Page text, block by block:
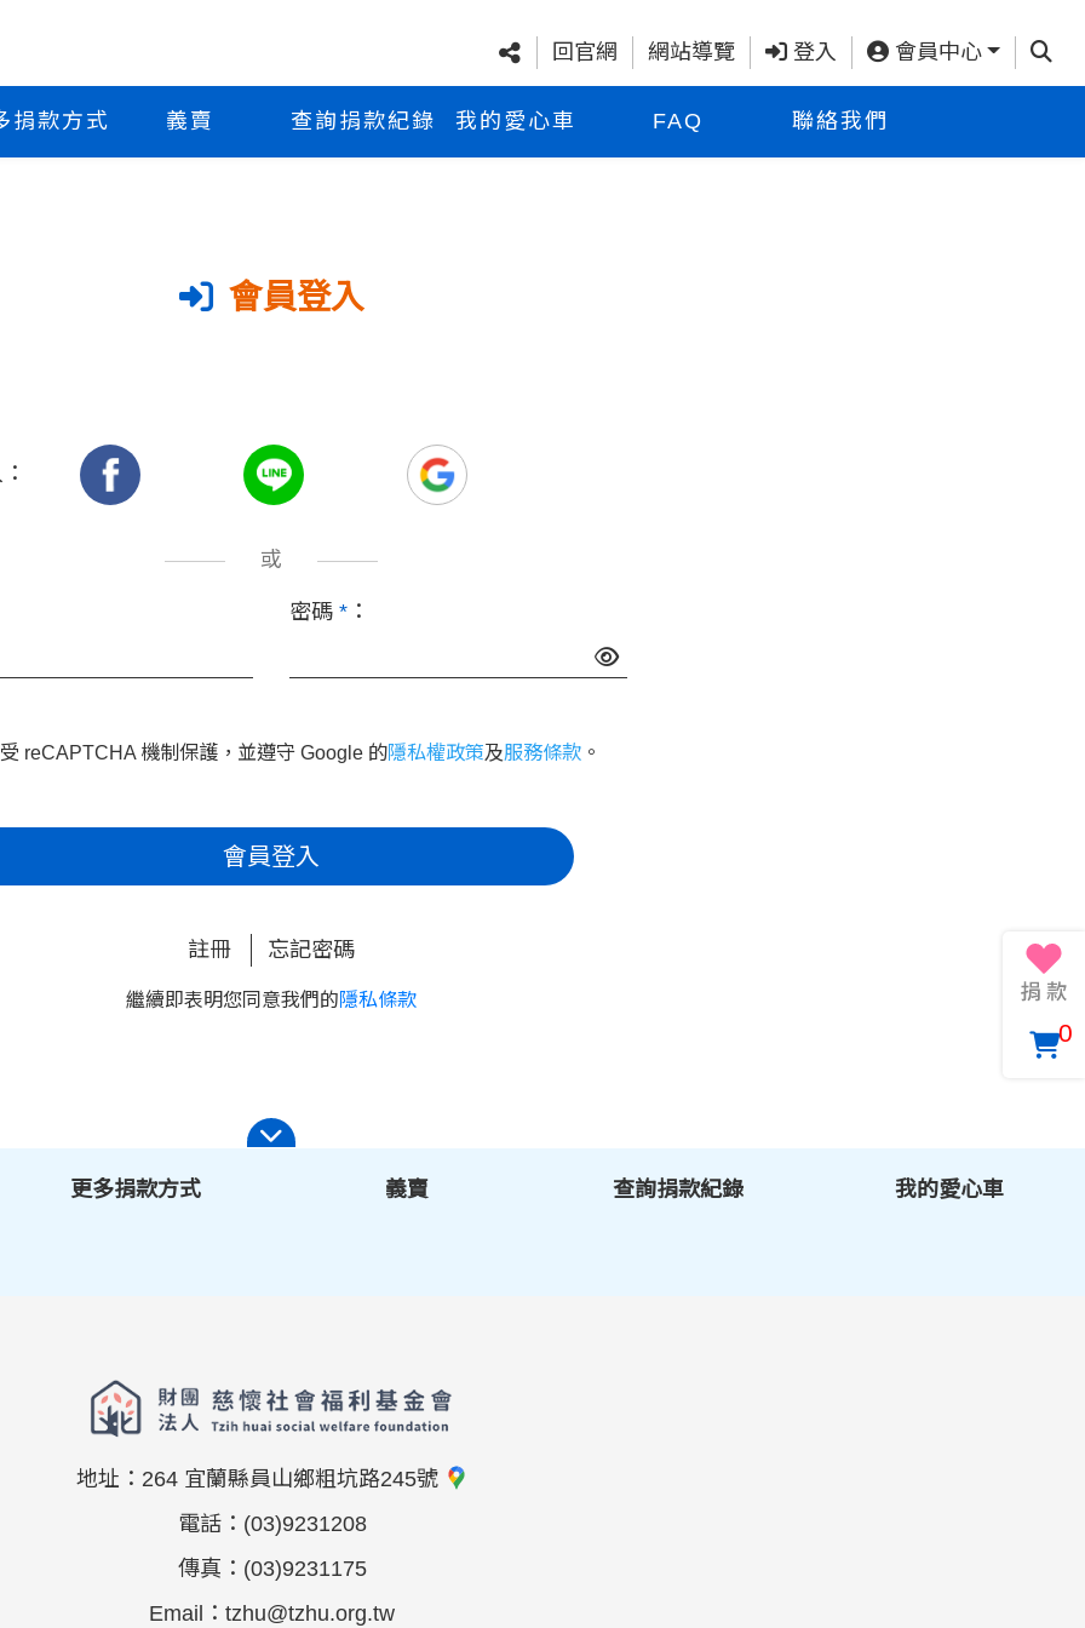
回官網 網站導覽 登入 會員中心 查詢
捐款方式 義賣 查詢捐款紀錄 我的愛心車 FAQ 聯絡我們
會員登入
或
密碼 * ：
reCAPTCHA 機制保護，並遵守 Google 的隱私權政策及服務條款 。
會員登入
註冊 忘記密碼
繼續即表明您同意我們的隱私條款
更多捐款方式 義賣 查詢捐款紀錄
我的愛心車
地址： 264 宜蘭縣員山鄉粗坑路245號
電話： (03)9231208
傳真： (03)9231175
Email： tzhu@tzhu.org.tw
0